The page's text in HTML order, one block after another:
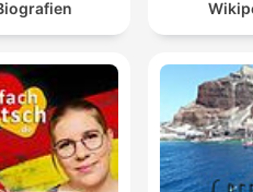
Distanz zu entwickeln, um